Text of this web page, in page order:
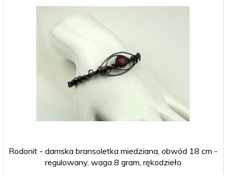
Rodonit - damska bransoletka miedziana, obwód 18 cm -
regulowany, waga 8 gram, rękodzieło